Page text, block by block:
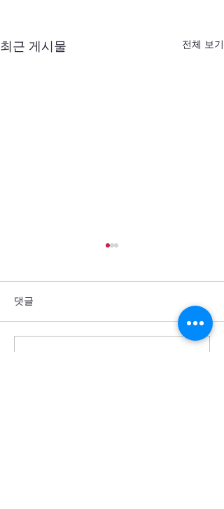
최근 게시물 전체 보기
댓글